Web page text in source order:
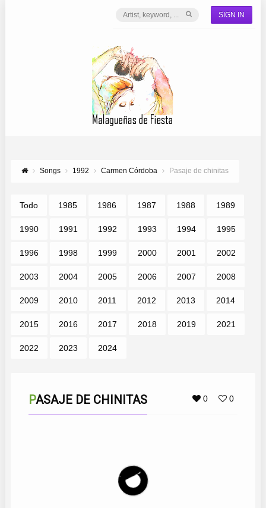
SIGN IN
Songs 1992 Carmen Córdoba Pasaje de chinitas
Todo 1985 1986 1987 1988 1989
1990 1991 1992 1993 1994 1995
1996 1998 1999 2000 2001 2002
2003 2004 2005 2006 2007 2008
2009 2010 2011 2012 2013 2014
2015 2016 2017 2018 2019 2021
2022 2023 2024
0 0
PASAJE DE CHINITAS